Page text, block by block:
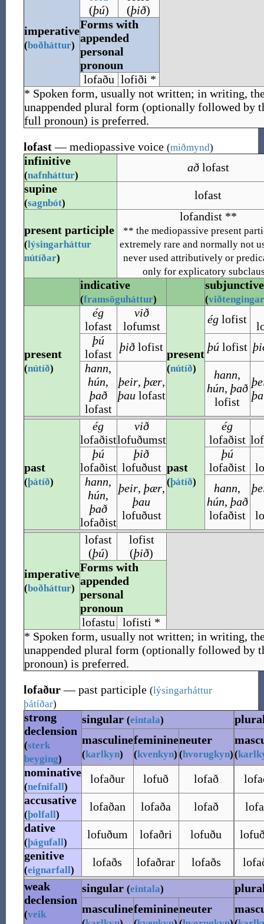
imperative
(boðháttur)
(þú)
(þið)
Forms with
appended
personal
pronoun
lofaðu lofiði *
* Spoken form, usually not written; in writing,
unappended plural form (optionally followed by
full pronoun) is preferred.
lofast— mediopassive voice (miðmynd)
infinitive
(nafnháttur)
aðlofast
supine
(sagnbót)
lofast
present participle
(lýsingarháttur
nútíðar)
lofandist **
** the mediopassive present
extremely rare and normally not
never used attributively or
only for explicatory
indicative
(framsöguháttur)
subjunctive
(
present
(nútíð)
ég
lofast
við
lofumst
present
(nútíð)
ég lofist
þú
lofast
þið lofist þúlofist
hann,
hún,
það
lofast
þeir, þær,
þaulofast
hann,
hún, það
lofist
past
(þátíð)
ég
lofaðist
við
lofuðumst
past
(þátíð)
ég
lofaðist
þú
lofaðist
þið
lofuðust
þú
lofaðist
hann,
hún,
það
lofaðist
þeir, þær,
þau
lofuðust
hann,
hún, það
lofaðist
imperative
(boðháttur)
lofast
(þú)
lofist
(þið)
Forms with
appended
personal
pronoun
lofastu
lofisti *
* Spoken form, usually not written; in writing,
unappended plural form (optionally followed by
pronoun) is preferred.
lofaður— past participle (lýsingarháttur
þátíðar)
strong
declension
(sterk
beyging)
singular (eintala)
masculine
(karlkyn)
feminine
(kvenkyn)
neuter
(hvorugkyn)(
nominative
(nefnifall)
lofaður lofuð lofað
accusative
(þolfall)
lofaðan lofaða lofað
dative
(þágufall)
lofuðum lofaðri lofuðu
genitive
(eignarfall)
lofaðs lofaðrar lofaðs
weak
declension
(veik
singular (eintala)
masculinefeminineneuter